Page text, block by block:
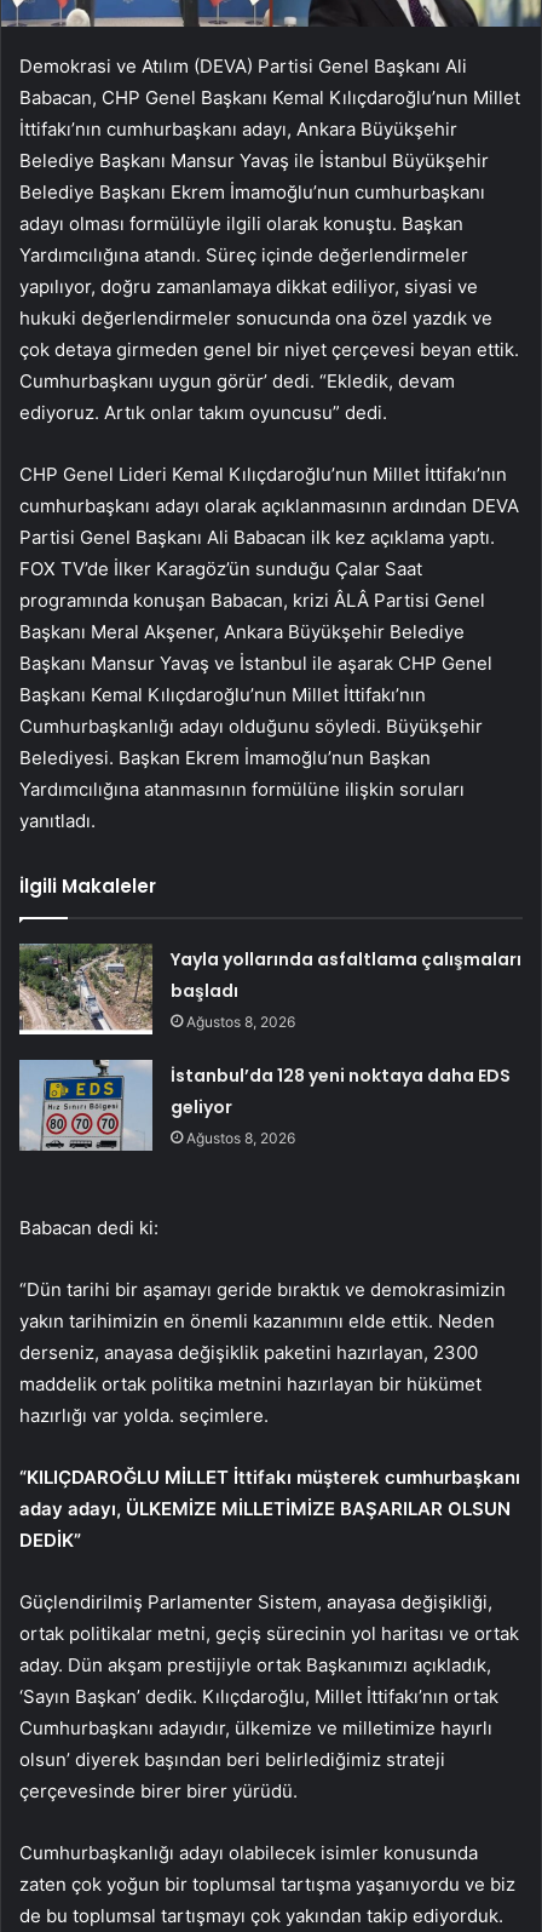
Demokrasi ve Atılım (DEVA) Partisi Genel Başkanı Ali
Babacan, CHP Genel Başkanı Kemal Kılıçdaroğlu’nun Millet
İttifakı’nın cumhurbaşkanı adayı, Ankara Büyükşehir
Belediye Başkanı Mansur Yavaş ile İstanbul Büyükşehir
Belediye Başkanı Ekrem İmamoğlu’nun cumhurbaşkanı
adayı olması formülüyle ilgili olarak konuştu. Başkan
Yardımcılığına atandı. Süreç içinde değerlendirmeler
yapılıyor, doğru zamanlamaya dikkat ediliyor, siyasi ve
hukuki değerlendirmeler sonucunda ona özel yazdık ve
çok detaya girmeden genel bir niyet çerçevesi beyan ettik.
Cumhurbaşkanı uygun görür’ dedi. “Ekledik, devam
ediyoruz. Artık onlar takım oyuncusu” dedi.
CHP Genel Lideri Kemal Kılıçdaroğlu’nun Millet İttifakı’nın
cumhurbaşkanı adayı olarak açıklanmasının ardından DEVA
Partisi Genel Başkanı Ali Babacan ilk kez açıklama yaptı.
FOX TV’de İlker Karagöz’ün sunduğu Çalar Saat
programında konuşan Babacan, krizi ÂLÂ Partisi Genel
Başkanı Meral Akşener, Ankara Büyükşehir Belediye
Başkanı Mansur Yavaş ve İstanbul ile aşarak CHP Genel
Başkanı Kemal Kılıçdaroğlu’nun Millet İttifakı’nın
Cumhurbaşkanlığı adayı olduğunu söyledi. Büyükşehir
Belediyesi. Başkan Ekrem İmamoğlu’nun Başkan
Yardımcılığına atanmasının formülüne ilişkin soruları
yanıtladı.
İlgili Makaleler
Yayla yollarında asfaltlama çalışmaları
başladı
Ağustos 8, 2026
İstanbul’da 128 yeni noktaya daha EDS
geliyor
Ağustos 8, 2026
Babacan dedi ki:
“Dün tarihi bir aşamayı geride bıraktık ve demokrasimizin
yakın tarihimizin en önemli kazanımını elde ettik. Neden
derseniz, anayasa değişiklik paketini hazırlayan, 2300
maddelik ortak politika metnini hazırlayan bir hükümet
hazırlığı var yolda. seçimlere.
“KILIÇDAROĞLU MİLLET İttifakı müşterek cumhurbaşkanı
aday adayı, ÜLKEMİZE MİLLETİMİZE BAŞARILAR OLSUN
DEDİK”
Güçlendirilmiş Parlamenter Sistem, anayasa değişikliği,
ortak politikalar metni, geçiş sürecinin yol haritası ve ortak
aday. Dün akşam prestijiyle ortak Başkanımızı açıkladık,
‘Sayın Başkan’ dedik. Kılıçdaroğlu, Millet İttifakı’nın ortak
Cumhurbaşkanı adayıdır, ülkemize ve milletimize hayırlı
olsun’ diyerek başından beri belirlediğimiz strateji
çerçevesinde birer birer yürüdü.
Cumhurbaşkanlığı adayı olabilecek isimler konusunda
zaten çok yoğun bir toplumsal tartışma yaşanıyordu ve biz
de bu toplumsal tartışmayı çok yakından takip ediyorduk.